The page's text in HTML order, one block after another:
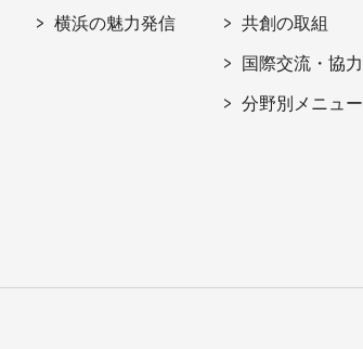
横浜の魅力発信 共創の取組
国際交流・協力
分野別メニュー